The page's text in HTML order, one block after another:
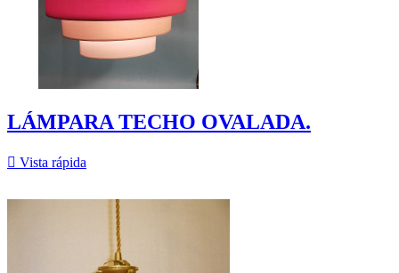
LÁMPARA TECHO OVALADA.
 Vista rápida